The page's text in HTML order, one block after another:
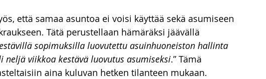
että samaa asuntoa ei voisi käyttää sekä asumiseen
Tätä perustellaan hämäräksi jäävällä
sopimuksilla luovutettu asuinhuoneiston hallinta
viikkoa kestävä luovutus asumiseksi.” Tämä
aina kuluvan hetken tilanteen mukaan.